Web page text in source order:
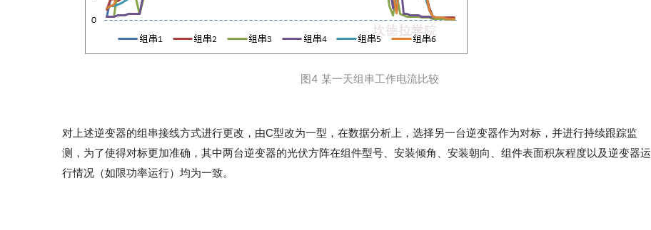
图4 某一天组串工作电流比较
对上述逆变器的组串接线方式进行更改，由C型改为一型，在数据分析上，选择另一台逆变器作为对标，并进行持续跟踪监
测，为了使得对标更加准确，其中两台逆变器的光伏方阵在组件型号、安装倾角、安装朝向、组件表面积灰程度以及逆变器运
行情况（如限功率运行）均为一致。